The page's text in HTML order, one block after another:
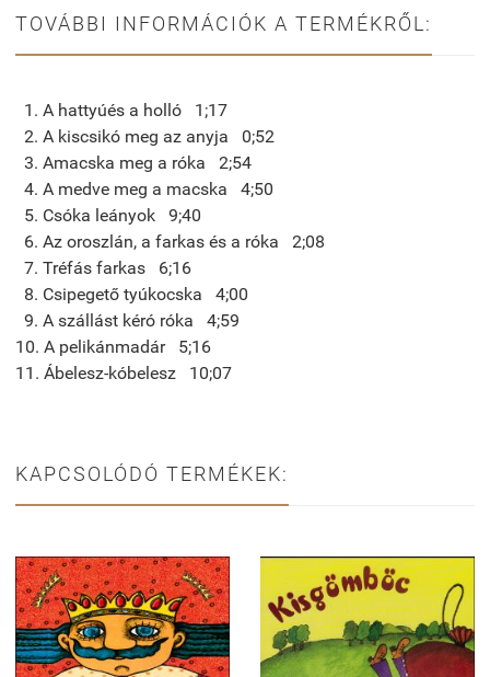
TOVÁBBI INFORMÁCIÓK A TERMÉKRŐL:
1. A hattyúés a holló 1;17
2. A kiscsikó meg az anyja 0;52
3. Amacska meg a róka 2;54
4. A medve meg a macska 4;50
5. Csóka leányok 9;40
6. Az oroszlán, a farkas és a róka 2;08
7. Tréfás farkas 6;16
8. Csipegető tyúkocska 4;00
9. A szállást kéró róka 4;59
10. A pelikánmadár 5;16
11. Ábelesz-kóbelesz 10;07
KAPCSOLÓDÓ TERMÉKEK: